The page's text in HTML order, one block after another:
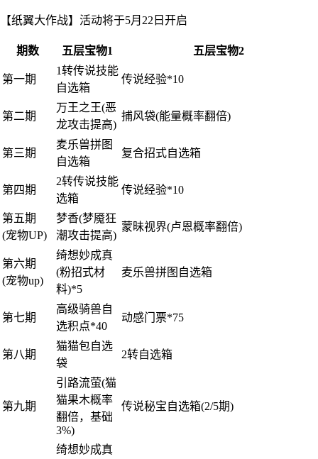
【纸翼大作战】活动将于5月22日开启
期数 五层宝物1 五层宝物2
第一期
1转传说技能
自选箱
传说经验*10
第二期
万王之王(恶
龙攻击提高)
捕风袋(能量概率翻倍)
第三期
麦乐兽拼图
自选箱
复合招式自选箱
第四期
2转传说技能
选箱
传说经验*10
第五期
(宠物UP)
梦香(梦魇狂
潮攻击提高)
蒙昧视界(卢恩概率翻倍)
第六期
(宠物up)
绮想妙成真
(粉招式材
料)*5
麦乐兽拼图自选箱
第七期
高级骑兽自
选积点*40
动感门票*75
第八期
猫猫包自选
袋
2转自选箱
第九期
引路流萤(猫
猫果木概率
翻倍，基础
3%)
传说秘宝自选箱(2/5期)
绮想妙成真